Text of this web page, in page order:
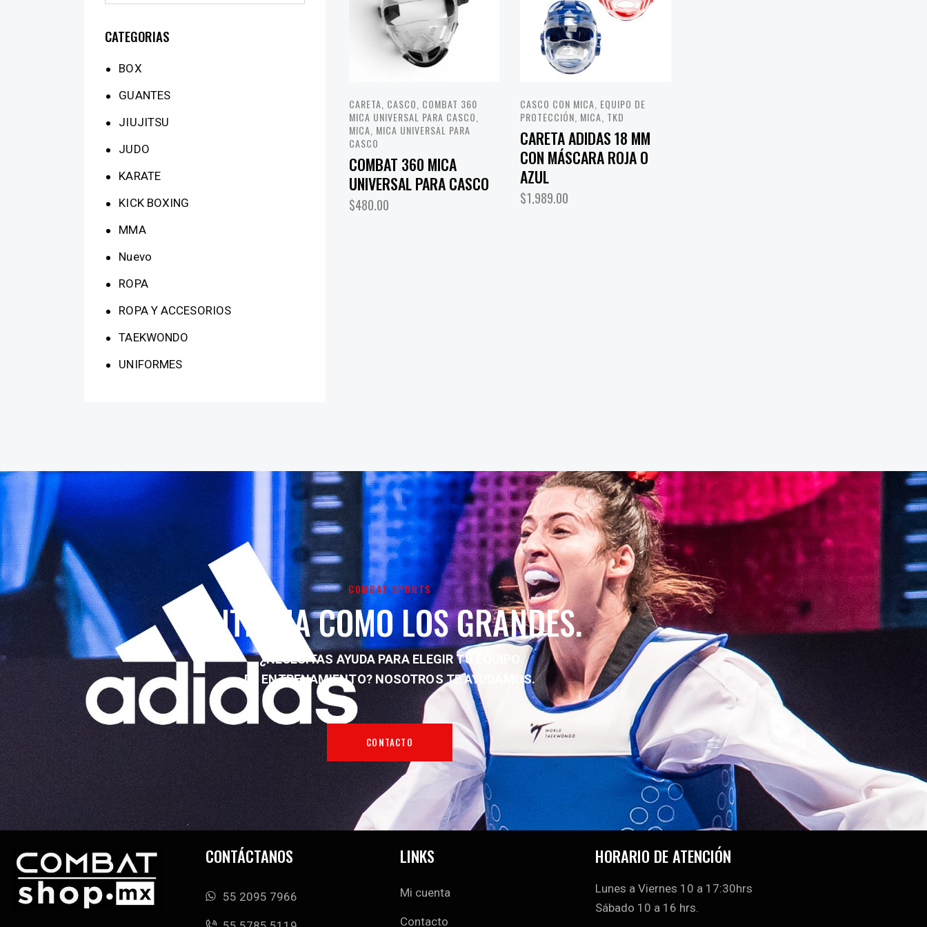
CARETA CASCO COMBAT 360
MICA UNIVERSAL PARA CASCO
MICA MICA UNIVERSAL PARA
CASCO
COMBAT 360 MICA
UNIVERSAL PARA CASCO
$480.00
CASCO CON MICA EQUIPO DE
PROTECCIÓN MICA TKD
CARETA ADIDAS 18 MM
CON MÁSCARA ROJA O
AZUL
$1,989.00
CATEGORIAS
BOX
GUANTES
JIUJITSU
JUDO
KARATE
KICK BOXING
MMA
Nuevo
ROPA
ROPA Y ACCESORIOS
TAEKWONDO
UNIFORMES
COMBAT SPORTS
ENTRENA COMO LOS GRANDES.
¿NECESITAS AYUDA PARA ELEGIR TU EQUIPO
DE ENTRENAMIENTO? NOSOTROS TE AYUDAMOS.
CONTACTO
CONTÁCTANOS
55 2095 7966
LINKS
Mi cuenta
Contacto
HORARIO DE ATENCIÓN
Lunes a Viernes 10 a 17:30hrs
Sábado 10 a 16 hrs.